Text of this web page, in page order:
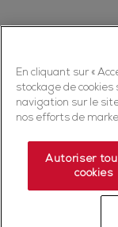
Copyright © 2026
derechos reservados.
En cliquant sur «
stockage de
navigation sur le
nos efforts de
Autoriser
cookies